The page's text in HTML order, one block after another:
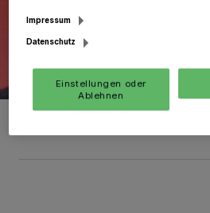
Rainer Thiel (SPD) argumentiert für einen
Impressum
Datenschutz
Einstellungen oder
Ablehnen